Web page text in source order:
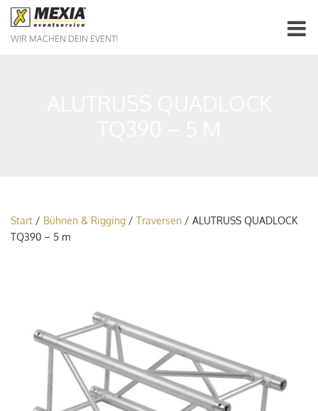
WIR MACHEN DEIN EVENT!
Start / Bühnen & Rigging / Traversen / ALUTRUSS QUADLOCK
TQ390 – 5 m